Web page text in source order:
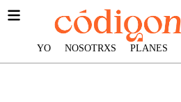
YO NOSOTRXS PLANES